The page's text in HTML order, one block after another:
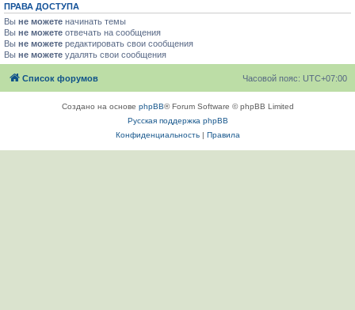
ПРАВА ДОСТУПА
Вы не можете начинать темы
Вы не можете отвечать на сообщения
Вы не можете редактировать свои сообщения
Вы не можете удалять свои сообщения
Список форумов Часовой пояс: UTC+07:00
Создано на основе phpBB® Forum Software © phpBB Limited
Русская поддержка phpBB
Конфиденциальность| Правила